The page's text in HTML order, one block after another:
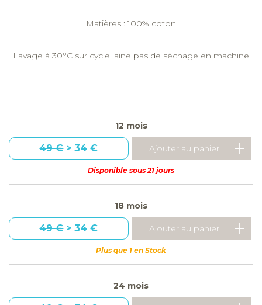
Matières : 100% coton
Lavage à 30°C sur cycle laine pas de sèchage en machine
12 mois
49 €> 34 €
Disponible sous 21 jours
18 mois
49 €> 34 €
Plus que 1 en Stock
24 mois